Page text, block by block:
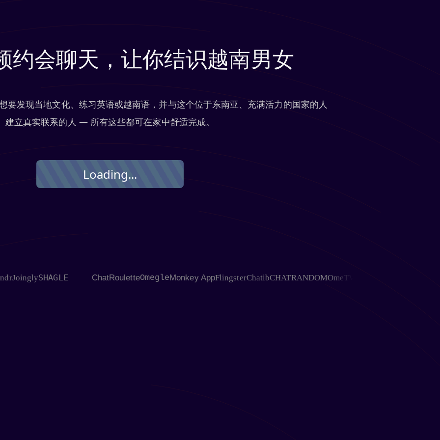
约会聊天，让你结识越南男女
要发现当地文化、练习英语或越南语，并与这个位于东南亚、充满活力的国家的人
建立真实联系的人 — 所有这些都可在家中舒适完成。
Loading...
SHAGLE ChatRouletteOmegleMonkey AppFlingsterChatibCHATRANDOMOmeTVChativ